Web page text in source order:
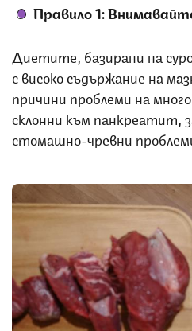
Правило 1:
Диетите, базирани на
с високо съдържание на
причини проблеми на
склонни към панкреатит,
стомашно-чревни